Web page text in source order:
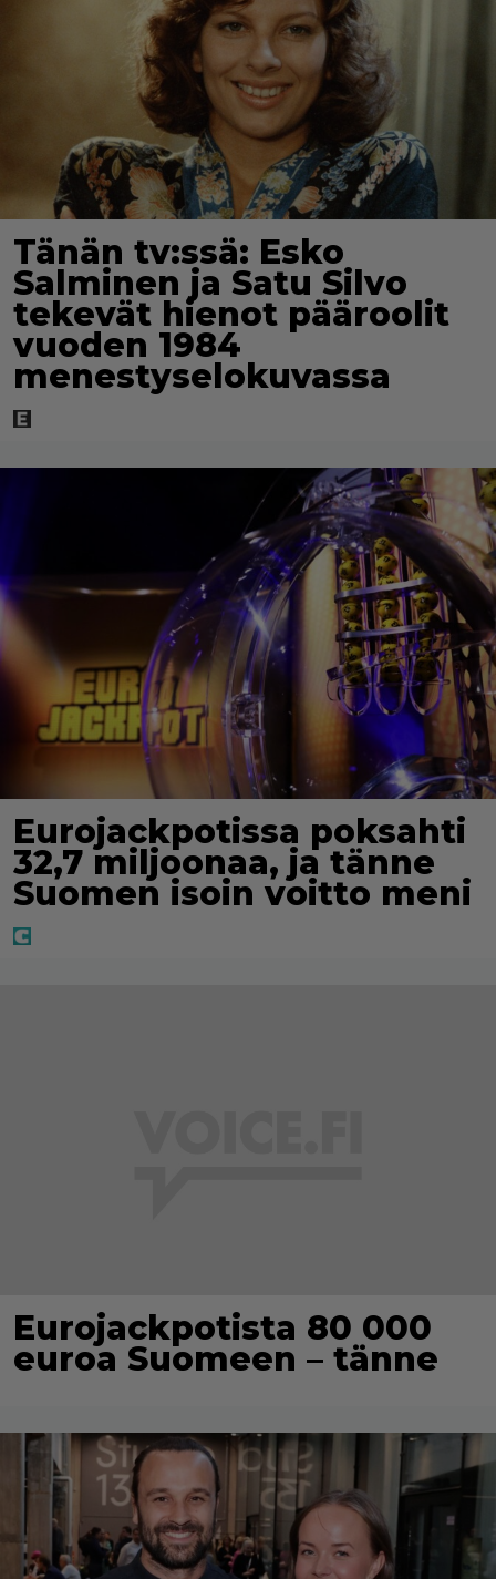
Tänän tv:ssä: Esko
Salminen ja Satu Silvo
tekevät hienot pääroolit
vuoden 1984
menestyselokuvassa
Eurojackpotissa poksahti
32,7 miljoonaa, ja tänne
Suomen isoin voitto meni
Eurojackpotista 80 000
euroa Suomeen – tänne